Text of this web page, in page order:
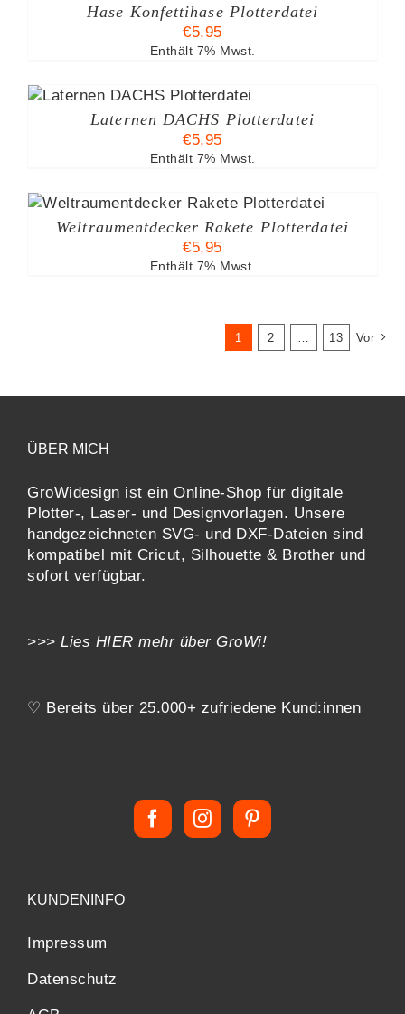
Hase Konfettihase Plotterdatei
€5,95
Enthält 7% Mwst.
Laternen DACHS Plotterdatei
€5,95
Enthält 7% Mwst.
Weltraumentdecker Rakete Plotterdatei
€5,95
Enthält 7% Mwst.
1 2 13 Vor
ÜBER MICH
GroWidesign ist ein Online-Shop für digitale
Plotter-, Laser- und Designvorlagen. Unsere
handgezeichneten SVG- und DXF- Dateien sind
kompatibel mit Cricut, Silhouette & Brother und
sofort verfügbar.
>>> Lies HIER mehr über GroWi!
♡ Bereits über 25.000+ zufriedene Kund:innen
KUNDENINFO
Impressum
Datenschutz